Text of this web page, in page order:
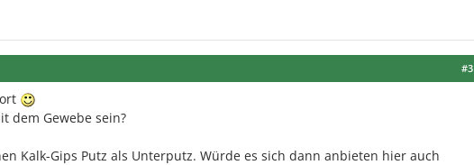
#3
dem Gewebe sein?
Kalk-Gips Putz als Unterputz. Würde es sich dann anbieten hier auch